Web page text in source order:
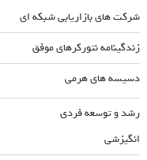
شرکت های بازاریابی شبکه ای
زندگینامه نتورکرهای موفق
دسیسه های هرمی
رشد و توسعه فردی
انگیزشی